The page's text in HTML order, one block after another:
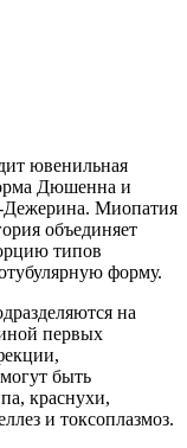
ювенильная
Дюшенна и
Дежерина. Миопатия
объединяет
типов
форму.
на
первых
быть
краснухи,
и токсоплазмоз.